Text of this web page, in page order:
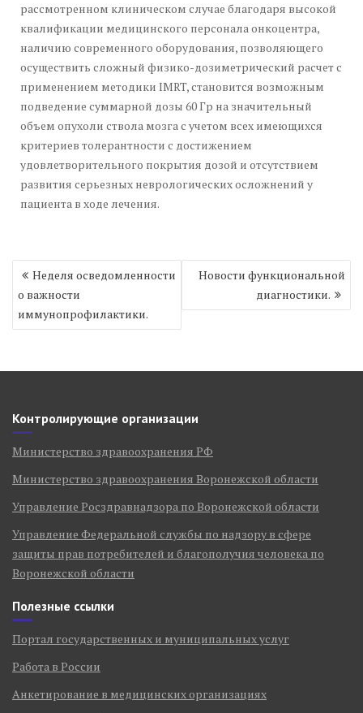
рассмотренном клиническом случае благодаря высокой
квалификации медицинского персонала онкоцентра,
наличию современного оборудования, позволяющего
осуществить сложный физико-дозиметрический расчет с
применением методики IMRT, становится возможным
подведение суммарной дозы 60 Гр на значительный
объем опухоли ствола мозга с учетом всех имеющихся
критериев толерантности с достижением
удовлетворительного покрытия дозой и отсутствием
развития серьезных неврологических осложнений у
пациента в ходе лечения.
Навигация
по
записям
Неделя осведомленности
о важности
иммунопрофилактики.
Новости функциональной
диагностики.
Контролирующие организации
Министерство здравоохранения РФ
Министерство здравоохранения Воронежской области
Управление Росздравнадзора по Воронежской области
Управление Федеральной службы по надзору в сфере
защиты прав потребителей и благополучия человека по
Воронежской области
Полезные ссылки
Портал государственных и муниципальных услуг
Работа в России
Анкетирование в медицинских организациях